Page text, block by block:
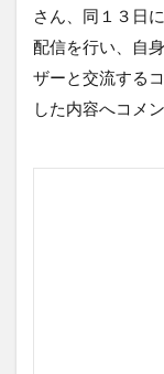
さん、同１３日
配信を行い、自
ザーと交流する
した内容へコメ